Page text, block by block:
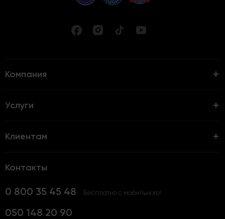
Компания
Услуги
Клиентам
Контакты
0 800 35 45 48 Бесплатно с мобильного!
050 148 20 90